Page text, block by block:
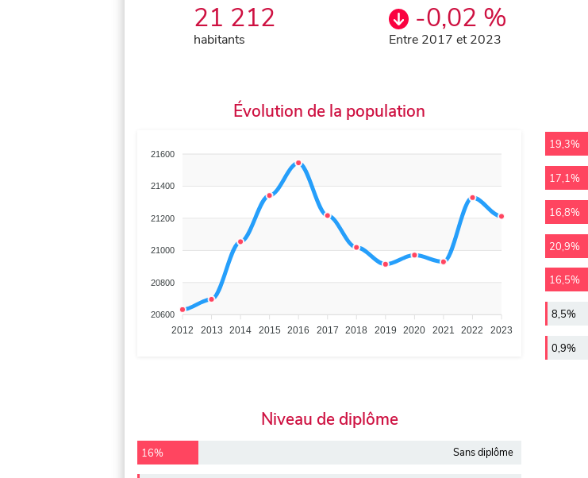
21 212
habitants
-0,02 %
Entre 2017 et 2023
Évolution de la population
21600
21400
21200
21000
20800
20600
2012 2013 2014 2015 2016 2017 2018 2019 2020 2021 2022 2023
19,3%
17,1%
16,8%
20,9%
16,5%
8,5%
0,9%
Niveau de diplôme
16% Sans diplôme